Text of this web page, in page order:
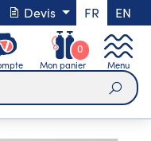
Devis FR EN
Mon panier
0
Menu